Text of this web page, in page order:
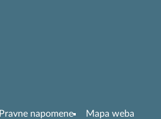
Pravne napomene Mapa weba